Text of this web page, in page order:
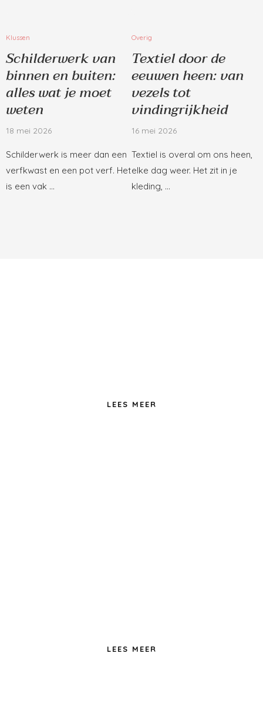
Klussen
Schilderwerk van
binnen en buiten:
alles wat je moet
weten
18 mei 2026
Schilderwerk is meer dan een
verfkwast en een pot verf. Het
is een vak …
Overig
Textiel door de
eeuwen heen: van
vezels tot
vindingrijkheid
16 mei 2026
Textiel is overal om ons heen,
elke dag weer. Het zit in je
kleding, …
LEES MEER
LEES MEER